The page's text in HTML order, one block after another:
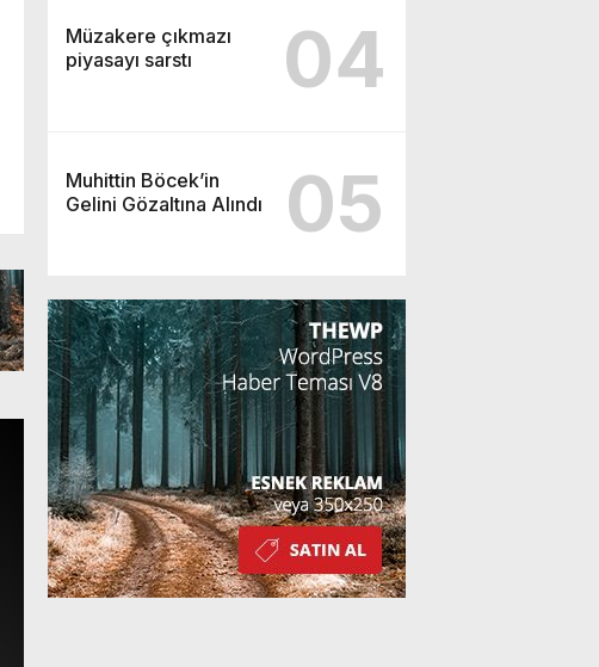
Müzakere çıkmazı
piyasayı sarstı
04
Muhittin Böcek’in
Gelini Gözaltına Alındı
05